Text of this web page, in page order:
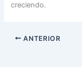
creciendo.
ANTERIOR